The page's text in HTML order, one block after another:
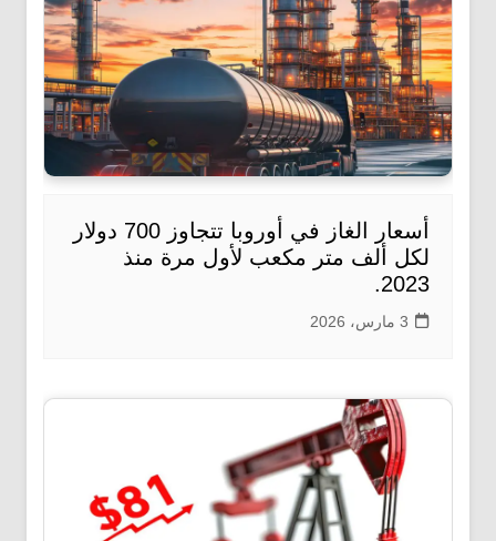
أسعار الغاز في أوروبا تتجاوز 700 دولار
لكل ألف متر مكعب لأول مرة منذ
2023.
3 مارس، 2026